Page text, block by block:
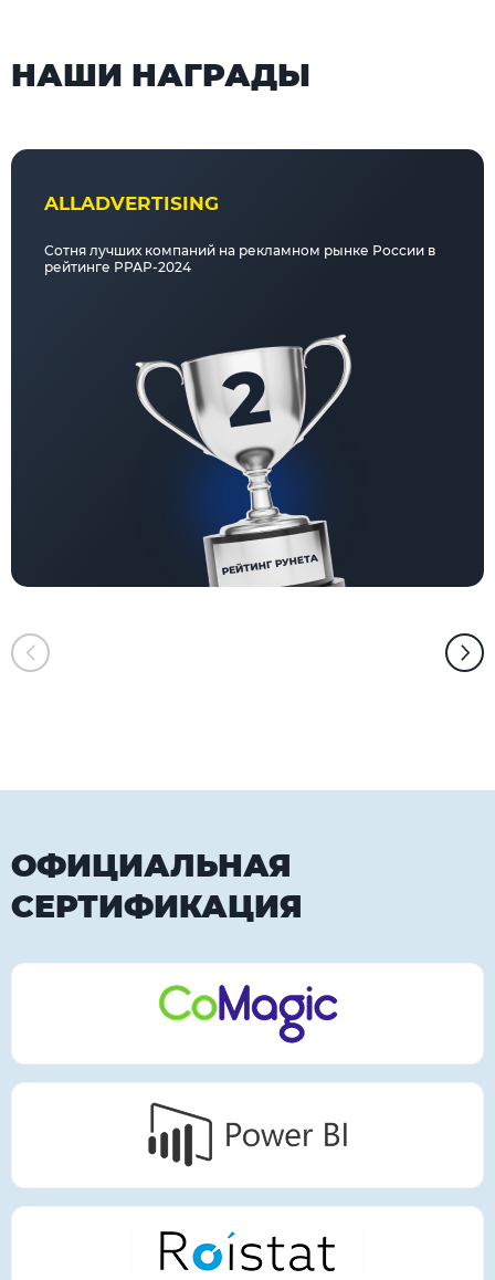
НАШИ НАГРАДЫ
ALLADVERTISING
Сотня лучших компаний на рекламном рынке России в
рейтинге РРАР-2024
ОФИЦИАЛЬНАЯ
СЕРТИФИКАЦИЯ